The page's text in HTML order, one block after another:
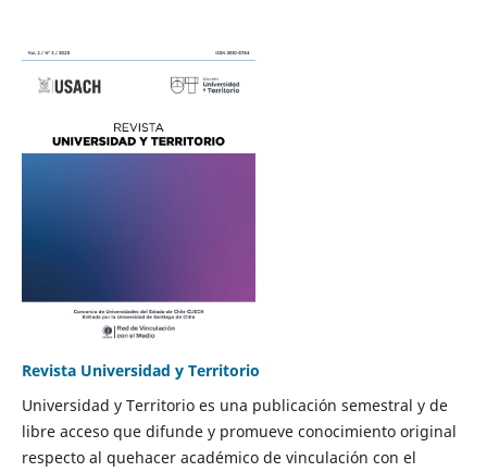
Revista Universidad y Territorio
Universidad y Territorio es una publicación semestral y de
libre acceso que difunde y promueve conocimiento original
respecto al quehacer académico de vinculación con el